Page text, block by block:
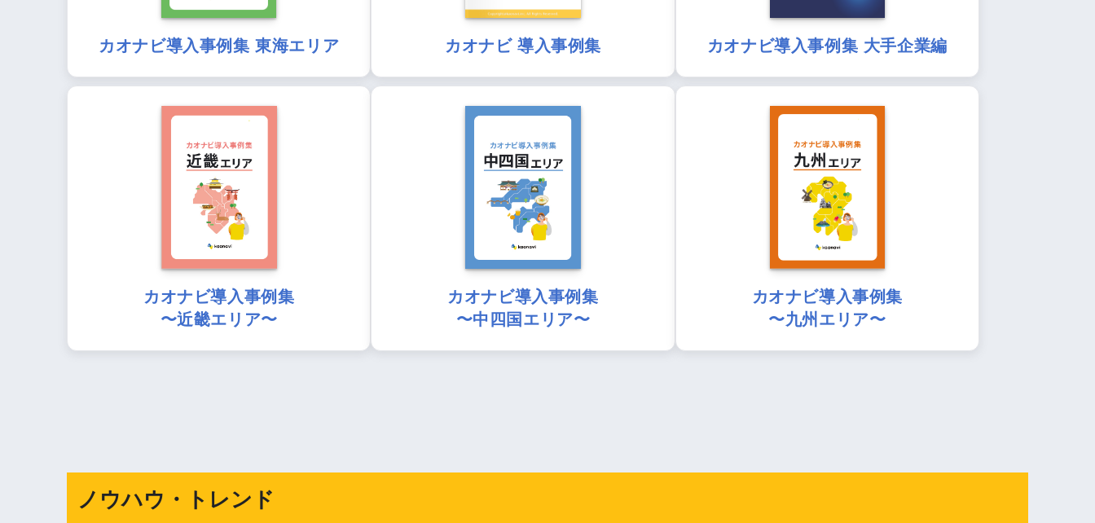
カオナビ導入事例集 東海エリア カオナビ 導入事例集 カオナビ導入事例集 大手企業編
カオナビ導入事例集
〜近畿エリア〜
カオナビ導入事例集
〜中四国エリア〜
カオナビ導入事例集
〜九州エリア〜
ノウハウ・トレンド